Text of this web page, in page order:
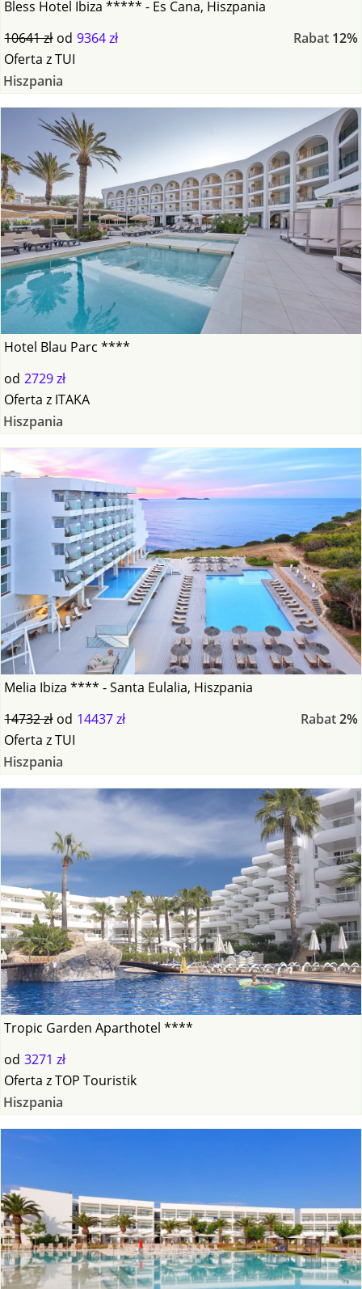
Bless Hotel Ibiza ***** - Es Cana, Hiszpania
10641 zł od 9364 zł Rabat 12%
Oferta zTUI
Hiszpania
Hotel Blau Parc ****
od 2729 zł
Oferta z ITAKA
Hiszpania
Melia Ibiza **** - Santa Eulalia, Hiszpania
14732 zł od 14437 zł Rabat2%
Oferta zTUI
Hiszpania
Tropic Garden Aparthotel ****
od 3271 zł
Oferta zTOP Touristik
Hiszpania